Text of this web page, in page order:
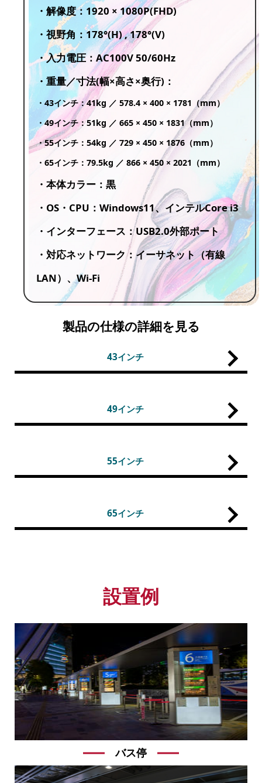
・解像度：1920 × 1080P(FHD)
・視野角：178°(H) , 178°(V)
・入力電圧：AC100V 50/60Hz
・重量／寸法(幅×高さ×奥行)：
・43インチ：41kg ／ 578.4 × 400 × 1781（mm）
・49インチ：51kg ／ 665 × 450 × 1831（mm）
・55インチ：54kg ／ 729 × 450 × 1876（mm）
・65インチ：79.5kg ／ 866 × 450 × 2021（mm）
・本体カラー：黒
・OS・CPU：Windows11、インテルCore i3
・インターフェース：USB2.0外部ポート
・対応ネットワーク：イーサネット（有線
LAN）、Wi-Fi
製品の仕様の詳細を見る
43インチ
49インチ
55インチ
65インチ
設置例
バス停